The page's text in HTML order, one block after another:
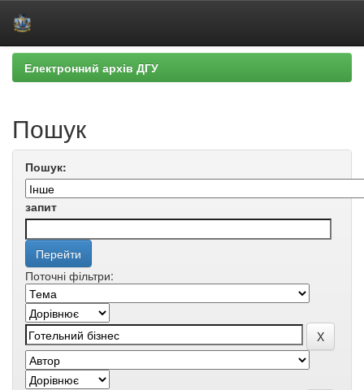
Skip
navigation
Електронний архів ДГУ
Пошук
Пошук:
запит
Поточні фільтри: